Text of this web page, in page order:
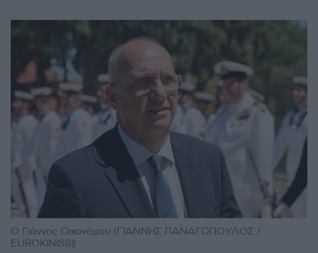
Ο Γιάννης Οικονόμου (ΓΙΑΝΝΗΣ ΠΑΝΑΓΟΠΟΥΛΟΣ /
EUROKINISSI)